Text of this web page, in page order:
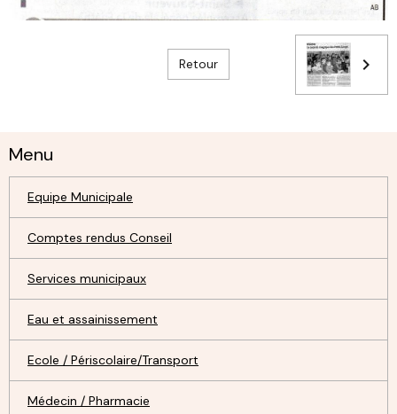
Retour
Menu
Equipe Municipale
Comptes rendus Conseil
Services municipaux
Eau et assainissement
Ecole / Périscolaire/Transport
Médecin / Pharmacie